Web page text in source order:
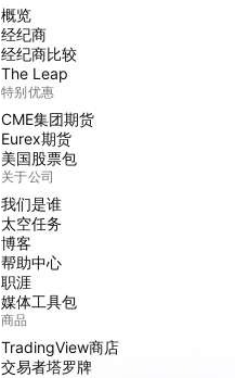
概览
经纪商
经纪商比较
The Leap
特别优惠
CME集团期货
Eurex期货
美国股票包
关于公司
我们是谁
太空任务
博客
帮助中心
职涯
媒体工具包
商品
TradingView商店
交易者塔罗牌